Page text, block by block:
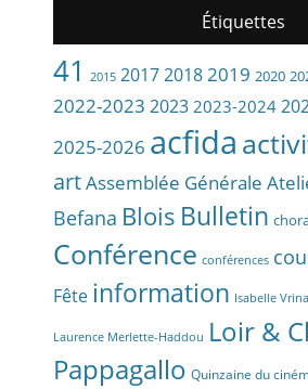
l’ACFIDA
Étiquettes
41 2015 201720182019 2020
2022-2023 2023 2023-2024
2025-2026 acfida
artAssemblée Générale
Befana Blois Bulletin
Conférence conférences
Fête information Isabelle
Laurence Merlette-Haddou Loir &
Pappagallo Quinzaine du